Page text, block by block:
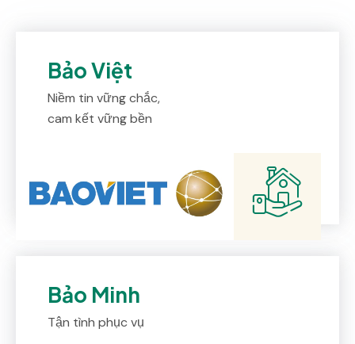
Bảo Việt
Niềm tin vững chắc,
cam kết vững bền
Bảo Minh
Tận tình phục vụ